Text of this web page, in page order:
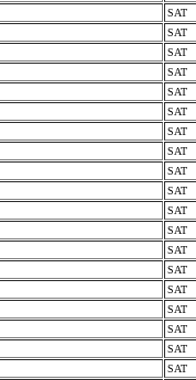
SAT
SAT
SAT
SAT
SAT
SAT
SAT
SAT
SAT
SAT
SAT
SAT
SAT
SAT
SAT
SAT
SAT
SAT
SAT